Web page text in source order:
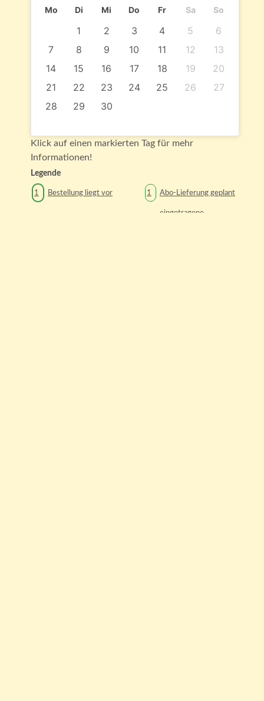
Mo Di Mi Do Fr Sa So
1 2 3 4 5
6
7
8 9 10 11 12
13
14
15 16 17 18 19
20
21
22 23 24 25 26
27
28
29 30
Klick auf einen markierten Tag für mehr
Informationen!
Legende
1 Bestellung liegt vor 1 Abo-Lieferung geplant
eingetragene